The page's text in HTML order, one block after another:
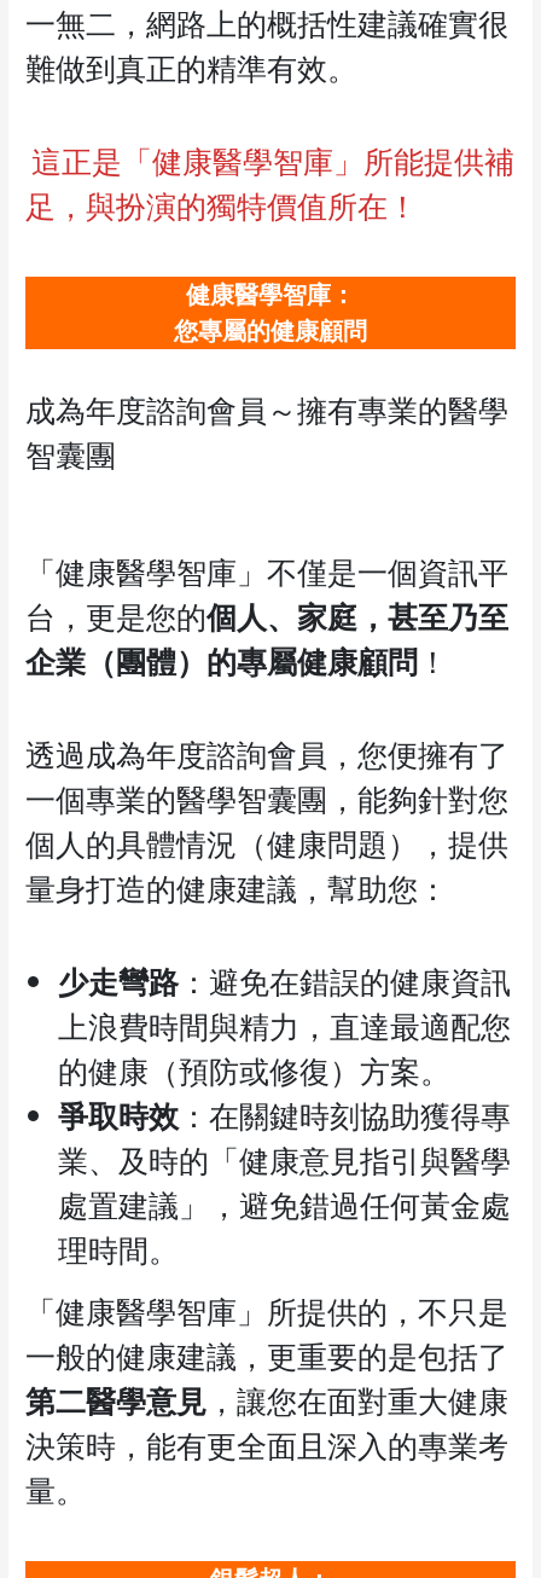
一無二，網路上的概括性建議確實很
難做到真正的精準有效。
這正是「健康醫學智庫」所能提供補
足，與扮演的獨特價值所在！
健康醫學智庫：
您專屬的健康顧問
成為年度諮詢會員～擁有專業的醫學
智囊團
「健康醫學智庫」不僅是一個資訊平
台，更是您的個人、家庭，甚至乃至
企業（團體）的專屬健康顧問 ！
透過成為年度諮詢會員，您便擁有了
一個專業的醫學智囊團，能夠針對您
個人的具體情況（健康問題），提供
量身打造的健康建議，幫助您：
少走彎路：避免在錯誤的健康資訊
上浪費時間與精力，直達最適配您
的健康（預防或修復）方案。
爭取時效 ：在關鍵時刻協助獲得專
業、及時的「健康意見指引與醫學
處置建議」，避免錯過任何黃金處
理時間。
「健康醫學智庫」所提供的，不只是
一般的健康建議，更重要的是包括了
第二醫學意見 ，讓您在面對重大健康
決策時，能有更全面且深入的專業考
量。